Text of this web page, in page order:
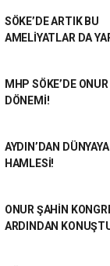
SÖKE’DE ARTIK BU
AMELİYATLAR DA
MHP SÖKE’DE
DÖNEMİ!
AYDIN’DAN
HAMLESİ!
ONUR ŞAHİN
ARDINDAN